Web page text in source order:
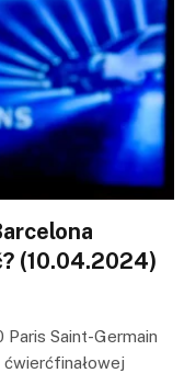
(10.04.2024)
Paris Saint-Germain